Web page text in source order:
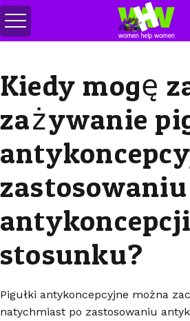
Przełącz
menu
Kiedy mogę
zażywanie
zastosowaniu
stosunku?
Pigułki antykoncepcyjne można
natychmiast po zastosowaniu